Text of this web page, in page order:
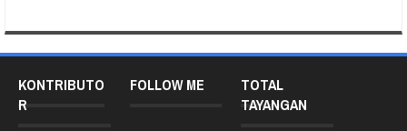
KONTRIBUTO
R
FOLLOW ME
TOTAL
TAYANGAN